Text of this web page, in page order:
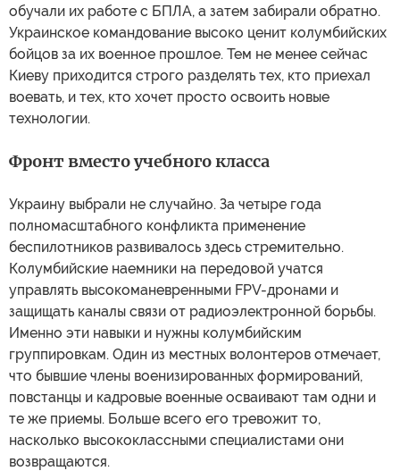
обучали их работе с БПЛА, а затем забирали обратно.
Украинское командование высоко ценит колумбийских
бойцов за их военное прошлое. Тем не менее сейчас
Киеву приходится строго разделять тех, кто приехал
воевать, и тех, кто хочет просто освоить новые
технологии.
Фронт вместо учебного класса
Украину выбрали не случайно. За четыре года
полномасштабного конфликта применение
беспилотников развивалось здесь стремительно.
Колумбийские наемники на передовой учатся
управлять высокоманевренными FPV-дронами и
защищать каналы связи от радиоэлектронной борьбы.
Именно эти навыки и нужны колумбийским
группировкам. Один из местных волонтеров отмечает,
что бывшие члены военизированных формирований,
повстанцы и кадровые военные осваивают там одни и
те же приемы. Больше всего его тревожит то,
насколько высококлассными специалистами они
возвращаются.